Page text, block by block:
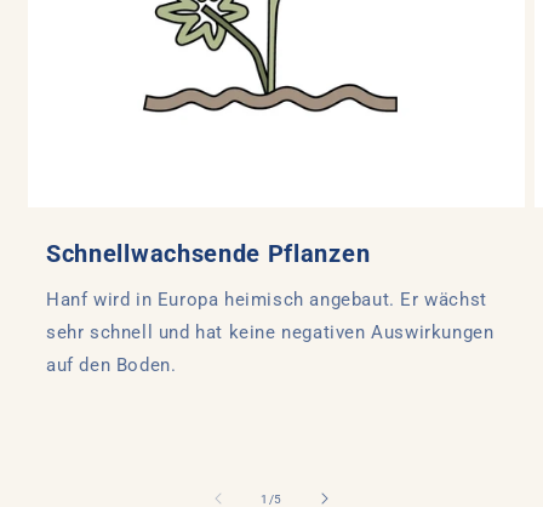
Schnellwachsende Pflanzen
Hanf wird in Europa heimisch angebaut. Er wächst
sehr schnell und hat keine negativen Auswirkungen
auf den Boden.
1 /von
5